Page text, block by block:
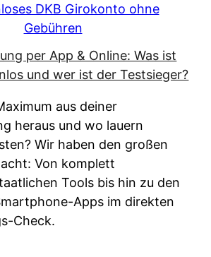
DKB Girokonto ohne
Gebühren
aus deiner
heraus und wo lauern
Wir haben den großen
Von komplett
Tools bis hin zu den
Apps im direkten
Check.